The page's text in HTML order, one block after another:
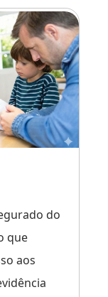
do
que
aos